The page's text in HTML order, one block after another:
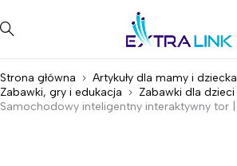
Strona główna
Artykuły dla mamy i dziecka
Zabawki, gry i edukacja
Zabawki dla dzieci
Samochodowy inteligentny interaktywny tor |